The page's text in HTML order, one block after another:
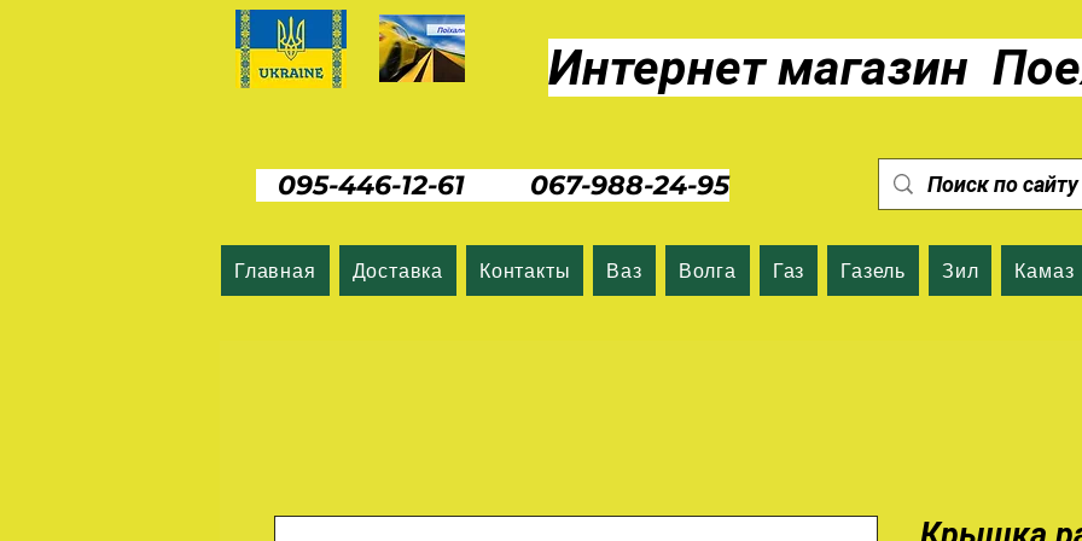
Интернет магазин
095-446-12-61 067-988-24-95
Главная Доставка Контакты Ваз Волга Газ Газель Зил Камаз